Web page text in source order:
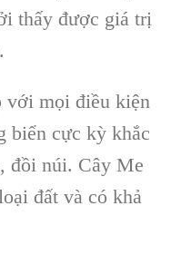
thấy được giá trị
với mọi điều kiện
biển cực kỳ khắc
đồi núi. Cây Me
đất và có khả